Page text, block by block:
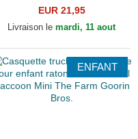
9FORTY Fruit Icon Apple
New York Yankees MLB New
EUR 21,95
Livraison le mardi, 11 aout
ENFANT